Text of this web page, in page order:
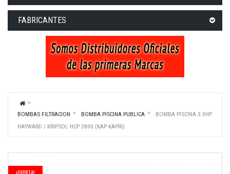
FABRICANTES
BOMBAS FILTRACION BOMBA PISCINA PUBLICA
BOMBA PISCINA 3.0HP
HAYWARD / KRIPSOL HCP 3800 (KAP KAPRI)
¡OFERTA!